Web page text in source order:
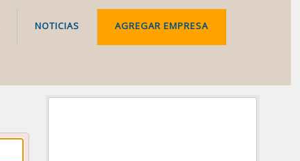
NOTICIAS AGREGAR EMPRESA